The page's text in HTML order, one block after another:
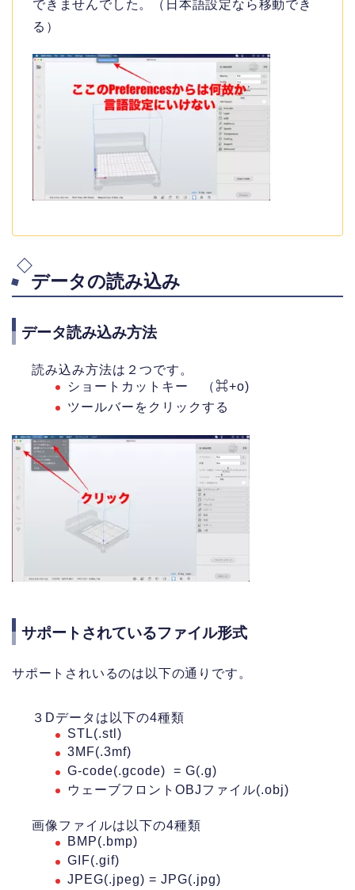
できませんでした。（日本語設定なら移動でき
る）
データの読み込み
データ読み込み方法
読み込み方法は２つです。
ショートカットキー （⌘+o)
ツールバーをクリックする
サポートされているファイル形式
サポートされいるのは以下の通りです。
３Dデータは以下の4種類
STL(.stl)
3MF(.3mf)
G-code(.gcode) = G(.g)
ウェーブフロントOBJファイル(.obj)
画像ファイルは以下の4種類
BMP(.bmp)
GIF(.gif)
JPEG(.jpeg) = JPG(.jpg)